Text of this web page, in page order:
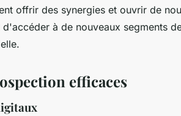
offrir des synergies et ouvrir de
à de nouveaux segments
efficaces